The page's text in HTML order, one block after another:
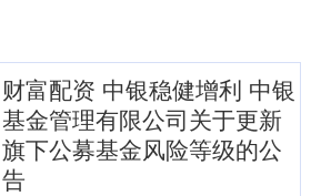
财富配资 中银稳健增利 中银
基金管理有限公司关于更新
旗下公募基金风险等级的公
告